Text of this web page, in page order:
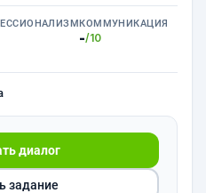
КОММУНИКАЦИЯ
-/10
диалог
задание